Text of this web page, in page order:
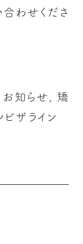
わせくださ
お知らせ
矯
ビザライン